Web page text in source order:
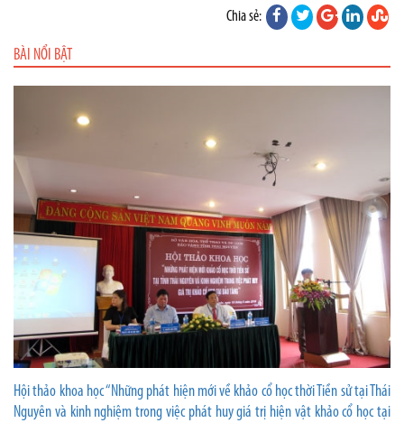
Chia sẻ:
BÀI NỔI BẬT
Hội thảo khoa học “Những phát hiện mới về khảo cổ học thời Tiền sử tại Thái
Nguyên và kinh nghiệm trong việc phát huy giá trị hiện vật khảo cổ học tại